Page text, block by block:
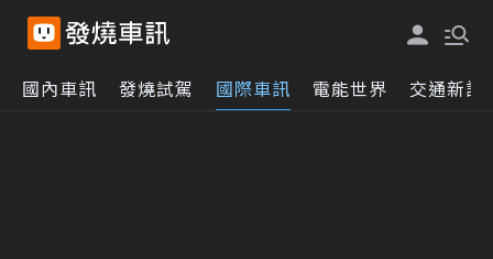
國內車訊 發燒試駕 國際車訊 電能世界 交通新訊